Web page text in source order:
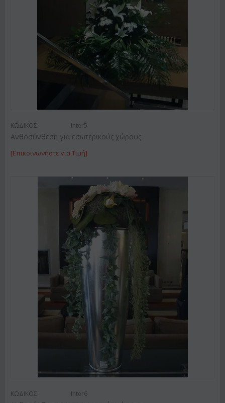
ΚΩΔΙΚΟΣ: Inter5
Ανθοσύνθεση για εσωτερικούς χώρους
[Επικοινωνήστε για Τιμή]
ΚΩΔΙΚΟΣ: Inter6